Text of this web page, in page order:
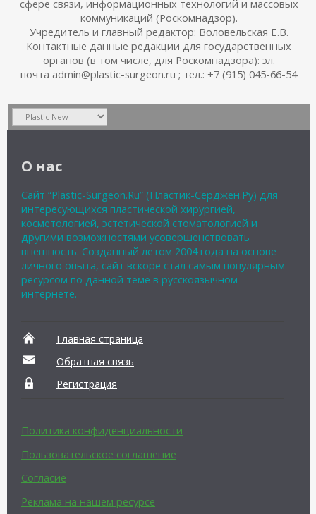
сфере связи, информационных технологий и массовых
коммуникаций (Роскомнадзор).
Учредитель и главный редактор: Воловельская Е.В.
Контактные данные редакции для государственных
органов (в том числе, для Роскомнадзора): эл.
почта admin@plastic-surgeon.ru ; тел.: +7 (915) 045-66-54
О нас
Сайт “Plastic-Surgeon.Ru” (Пластик-Серджен.Ру) для
интересующихся пластической хирургией,
косметологией, эстетической стоматологией и
другими возможностями усовершенствовать
внешность. Созданный летом 2004 года на основе
личного опыта, сайт вскоре стал самым популярным
ресурсом по данной теме в русскоязычном
интернете.
Главная страница
Обратная связь
Регистрация
Политика конфиденциальности
Пользовательское соглашение
Согласие
Реклама на нашем ресурсе